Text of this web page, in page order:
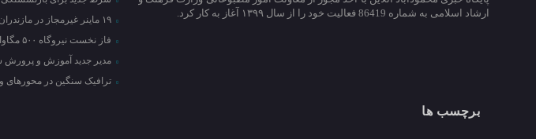
ارشاد اسلامی به شماره 86419 فعالیت خود را از سال ۱۳۹۹ آغاز به کار کرد.
فاز نخست نیروگاه ۵۰۰ مگاواتی محمودآباد به‌زودی آغاز می‌شود
مدیر جدید آموزش و پرورش
ترافیک سنگین در محور‌های
برچسب ها